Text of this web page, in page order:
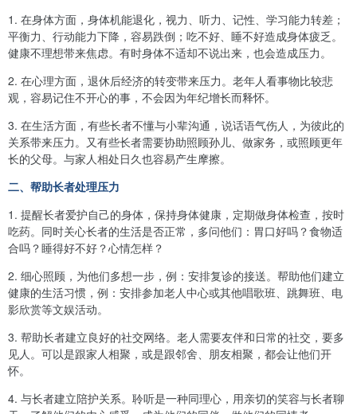
1 . 在身体方面，身体机能退化，视力、听力、记性、学习能力转差；
平衡力、行动能力下降，容易跌倒；吃不好、睡不好造成身体疲乏。
健康不理想带来焦虑。有时身体不适却不说出来，也会造成压力。
2. 在心理方面，退休后经济的转变带来压力。老年人看事物比较悲
观，容易记住不开心的事，不会因为年纪增长而释怀。
3. 在生活方面，有些长者不懂与小辈沟通，说话语气伤人，为彼此的
关系带来压力。又有些长者需要协助照顾孙儿、做家务，或照顾更年
长的父母。与家人相处日久也容易产生摩擦。
二、帮助长者处理压力
1 . 提醒长者爱护自己的身体，保持身体健康，定期做身体检查，按时
吃药。同时关心长者的生活是否正常，多问他们：胃口好吗？食物适
合吗？睡得好不好？心情怎样？
2. 细心照顾，为他们多想一步，例：安排复诊的接送。帮助他们建立
健康的生活习惯，例：安排参加老人中心或其他唱歌班、跳舞班、电
影欣赏等文娱活动。
3. 帮助长者建立良好的社交网络。老人需要友伴和日常的社交，要多
见人。可以是跟家人相聚，或是跟邻舍、朋友相聚，都会让他们开
怀。
4. 与长者建立陪护关系。聆听是一种同理心，用亲切的笑容与长者聊